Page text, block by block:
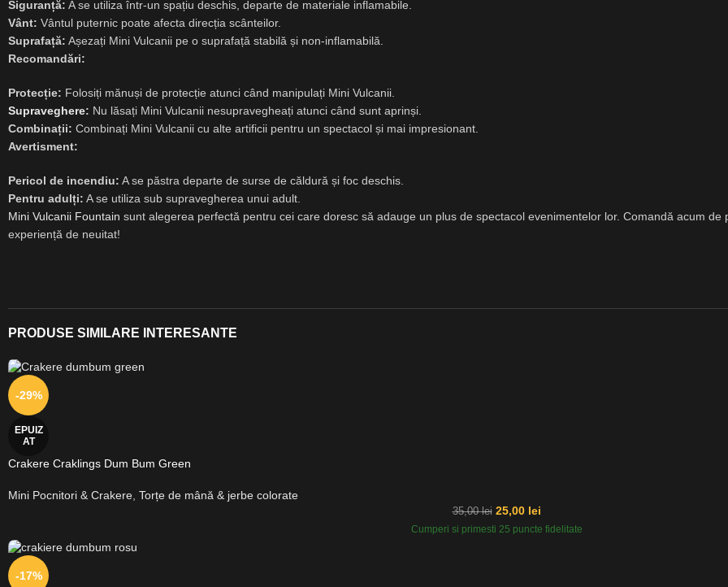
Siguranță: A se utiliza într-un spațiu deschis, departe de materiale inflamabile.
Vânt: Vântul puternic poate afecta direcția scânteilor.
Suprafață: Așezați Mini Vulcanii pe o suprafață stabilă și non-inflamabilă.
Recomandări:
Protecție: Folosiți mănuși de protecție atunci când manipulați Mini Vulcanii.
Supraveghere: Nu lăsați Mini Vulcanii nesupravegheați atunci când sunt aprinși.
Combinații: Combinați Mini Vulcanii cu alte artificii pentru un spectacol și mai impresionant.
Avertisment:
Pericol de incendiu: A se păstra departe de surse de căldură și foc deschis.
Pentru adulți: A se utiliza sub supravegherea unui adult.
Mini Vulcanii Fountain sunt alegerea perfectă pentru cei care doresc să adauge un plus de spectacol evenimentelor lor. Comandă acum
experiență de neuitat!
PRODUSE SIMILARE INTERESANTE
-29%
EPUIZ
AT
Crakere Craklings Dum Bum Green
Mini Pocnitori & Crakere Torțe de mână & jerbe colorate
35,00lei 25,00 lei
Cumperi si primesti 25 puncte fidelitate
-17%